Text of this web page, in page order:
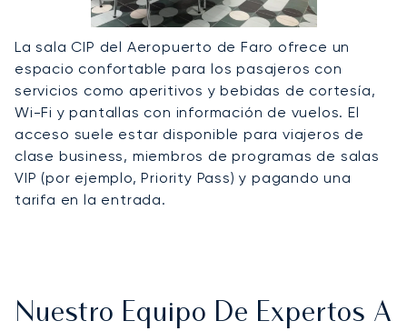
La sala CIP del Aeropuerto de Faro ofrece un
espacio confortable para los pasajeros con
servicios como aperitivos y bebidas de cortesía,
Wi-Fi y pantallas con información de vuelos. El
acceso suele estar disponible para viajeros de
clase business, miembros de programas de salas
VIP (por ejemplo, Priority Pass) y pagando una
tarifa en la entrada.
Nuestro Equipo De Expertos A